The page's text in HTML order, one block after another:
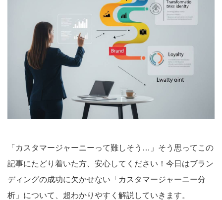
「カスタマージャーニーって難しそう…」そう思ってこの
記事にたどり着いた方、安心してください！今日はブラン
ディングの成功に欠かせない「カスタマージャーニー分
析」について、超わかりやすく解説していきます。